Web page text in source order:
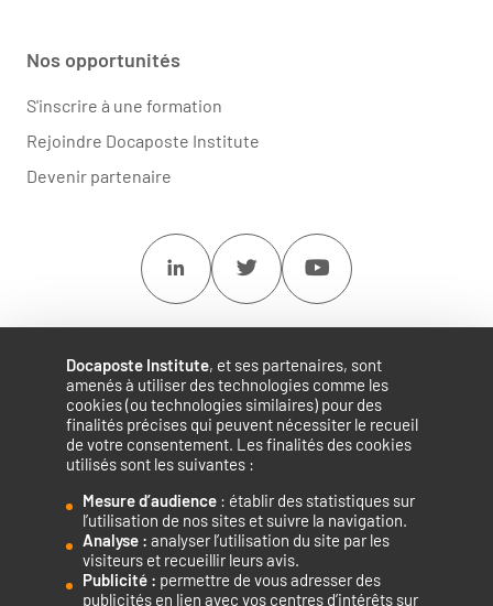
Docaposte Institute, et ses partenaires, sont
amenés à utiliser des technologies comme les
cookies (ou technologies similaires) pour des
finalités précises qui peuvent nécessiter le recueil
de votre consentement. Les finalités des cookies
utilisés sont les suivantes :
Mesure d’audience : établir des statistiques sur
l’utilisation de nos sites et suivre la navigation.
Analyse : analyser l’utilisation du site par les
visiteurs et recueillir leurs avis.
Publicité : permettre de vous adresser des
publicités en lien avec vos centres d’intérêts sur
Accélérateur de compétences numériques.
Nos opportunités
S'inscrire à une formation
Rejoindre Docaposte Institute
Devenir partenaire
Linkedin Twitter Youtube